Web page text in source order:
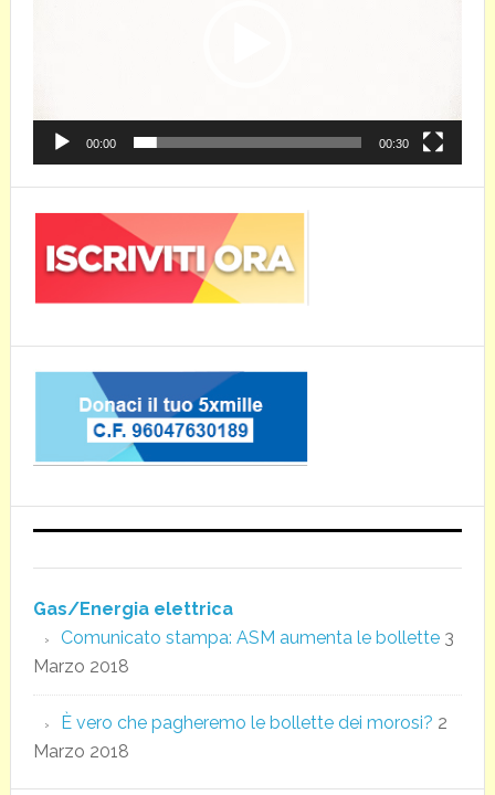
00:00 00:30
Gas/Energia elettrica
Comunicato stampa: ASM aumenta le bollette3
Marzo 2018
È vero che pagheremo le bollette dei morosi? 2
Marzo 2018